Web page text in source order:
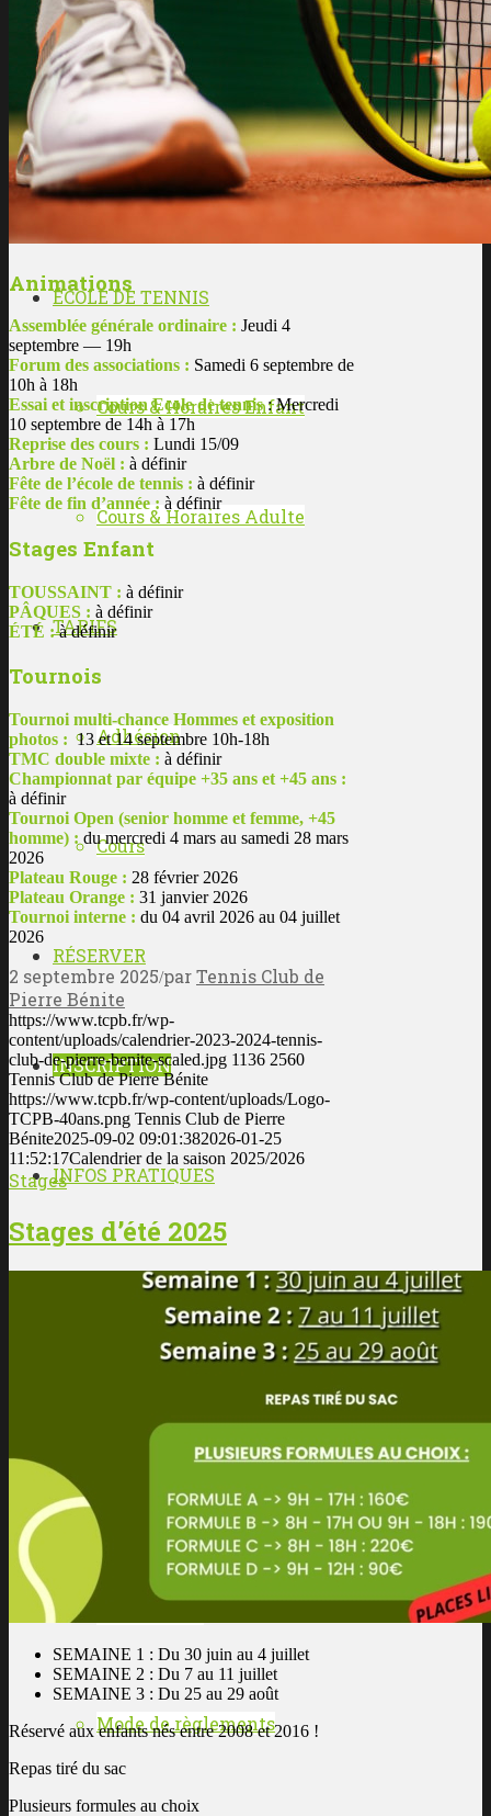
Les enseignants
L’histoire du club
ÉCOLE DE TENNIS
Cours & Horaires Enfant
Cours & Horaires Adulte
TARIFS
Adhésion
Cours
RÉSERVER
INSCRIPTION
INFOS PRATIQUES
Attestation de paiement
Championnats par équipes
Certificat médical
Mode de règlements
Animations
Assemblée générale ordinaire : Jeudi 4
septembre — 19h
Forum des associations : Samedi 6 septembre de
10h à 18h
Essai et inscription Ecole de tennis: Mercredi
10 septembre de 14h à 17h
Reprise des cours : Lundi 15/09
Arbre de Noël : à définir
Fête de l’école de tennis : à définir
Fête de fin d’année : à définir
Stages Enfant
TOUSSAINT : à définir
PÂQUES : à définir
ÉTÉ :à définir
Tournois
Tournoi multi-chance Hommes et exposition
photos : 13 et 14 septembre 10h-18h
TMC double mixte : à définir
Championnat par équipe +35 ans et +45 ans :
à définir
Tournoi Open (senior homme et femme, +45
homme) : du mercredi 4 mars au samedi 28 mars
2026
Plateau Rouge : 28 février 2026
Plateau Orange : 31 janvier 2026
Tournoi interne : du 04 avril 2026 au 04 juillet
2026
2 septembre 2025/parTennis Club de
Pierre Bénite
https://www.tcpb.fr/wp-
content/uploads/calendrier-2023-2024-tennis-
club-de-pierre-benite-scaled.jpg 1136 2560
Tennis Club de Pierre Bénite
https://www.tcpb.fr/wp-content/uploads/Logo-
TCPB-40ans.png Tennis Club de Pierre
Bénite2025-09-02 09:01:382026-01-25
11:52:17Calendrier de la saison 2025/2026
Stages
Stages d’été 2025
SEMAINE 1 : Du 30 juin au 4 juillet
SEMAINE 2 : Du 7 au 11 juillet
SEMAINE 3 : Du 25 au 29 août
Réservé aux enfants nés entre 2008 et 2016 !
Repas tiré du sac
Plusieurs formules au choix